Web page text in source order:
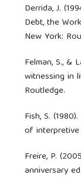
Derrida, J.
Debt, the
New York:
Felman, S., &
witnessing in
Routledge.
Fish, S.
of interpretive
Freire, P.
anniversary